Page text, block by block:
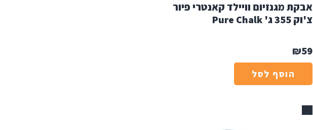
₪59
אבקת מגנזיום וויילד קאנטרי פיור
צ'וק 355 ג' Pure Chalk
הוסף לסל